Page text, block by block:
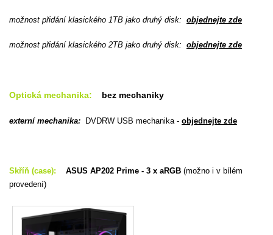
možnost přidání klasického 1TB jako druhý disk: objednejte zde
možnost přidání klasického 2TB jako druhý disk: objednejte zde
Optická mechanika: bez mechaniky
externí mechanika: DVDRW USB mechanika - objednejte zde
Skříň (case): ASUS AP202 Prime - 3 x aRGB (možno i v bílém
provedení)